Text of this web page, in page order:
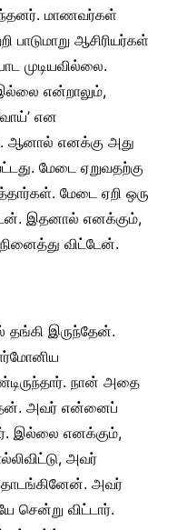
மாணவர்கள்
ஆசிரியர்கள்
முடியவில்லை.‌
என்றாலும்,
என
ஆனால் எனக்கு அது
மேடை ஏறுவதற்கு
மேடை ஏறி ஒரு
இதனால் எனக்கும்,
விட்டேன்.
தங்கி இருந்தேன்.
நான் அதை
அவர் என்னைப்
இல்லை எனக்கும்,
அவர்
அவர்
சென்று விட்டார்.‌